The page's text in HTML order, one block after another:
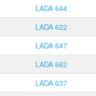
LADA 644
LADA 622
LADA 647
LADA 662
LADA 637